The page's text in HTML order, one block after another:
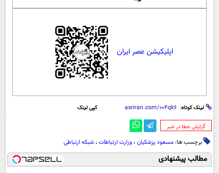
اپلیکیشن عصر ایران
لینک کوتاه: کپی لینک
‌گزارش خطا در خبر
برچسب ها: مسعود پزشکیان ، وزارت ارتباطات ، شبکه ارتباطی
مطالب پیشنهادی